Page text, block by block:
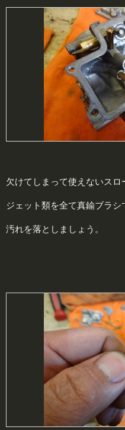
欠けてしまって使えないスロ
ジェット類を全て真鍮ブラシ
汚れを落としましょう。